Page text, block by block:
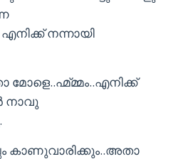
നന്നായി
നാവു
കാണുവാരിക്കും..അതാ